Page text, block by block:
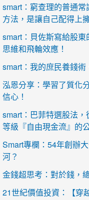
smart：窮查理的普通
方法，是讓自己配得上
smart：貝佐斯寫給股
思維和飛輪效應！
smart：我的庶民養錢術
泓恩分享：學習了質化
信心！
smart：巴菲特選股法
等級『自由現金流』的
Smart專欄：54年創辦
河？
金錢超思考：對於錢，
21世紀價值投資：【穿